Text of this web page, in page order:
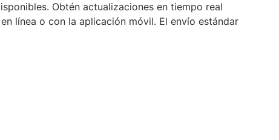
Obtén actualizaciones en tiempo real
línea o con la aplicación móvil. El envío estándar